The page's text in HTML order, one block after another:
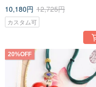
10,180円 12,725円
カスタム可
20%OFF